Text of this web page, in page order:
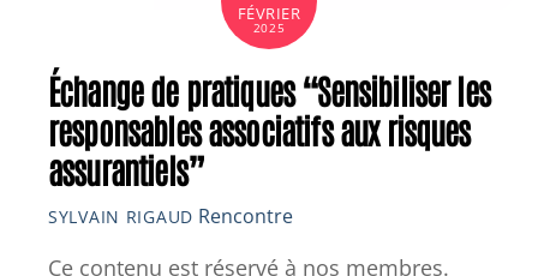
FÉVRIER
2025
Échange de pratiques “Sensibiliser les
responsables associatifs aux risques
assurantiels”
SYLVAIN RIGAUD Rencontre
Ce contenu est réservé à nos membres.